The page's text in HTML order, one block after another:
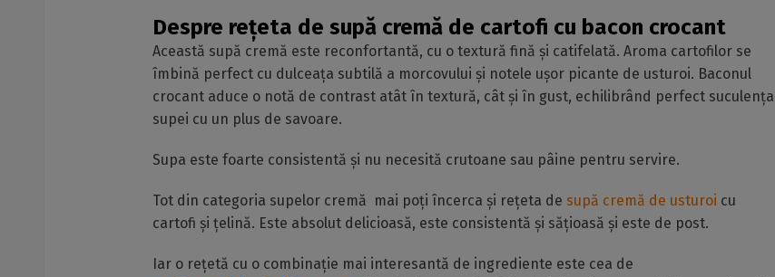
Despre rețeta de supă cremă de cartofi cu bacon crocant
Această supă cremă este reconfortantă, cu o textură fină și catifelată. Aroma cartofilor se
îmbină perfect cu dulceața subtilă a morcovului și notele ușor picante de usturoi. Baconul
crocant aduce o notă de contrast atât în textură, cât și în gust, echilibrând perfect suculența
supei cu un plus de savoare.
Supa este foarte consistentă și nu necesită crutoane sau pâine pentru servire.
Tot din categoria supelor cremă mai poți încerca și rețeta de supă cremă de usturoi cu
cartofi și țelină. Este absolut delicioasă, este consistentă și sățioasă și este de post.
Iar o rețetă cu o combinație mai interesantă de ingrediente este cea de